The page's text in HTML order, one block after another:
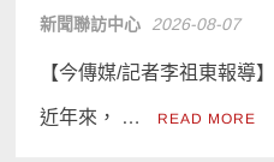
新聞聯訪中心 2026-08-07
【今傳媒/記者李祖東報導
近年來， … READ MORE